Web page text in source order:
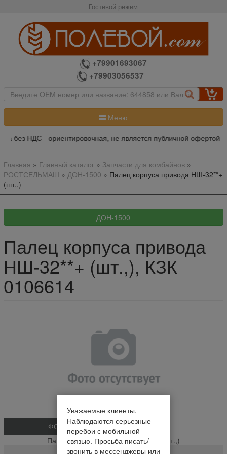
Гостевой режим
+79901693067
+79903056537
Меню
без НДС - ориентировочная, не является публичной офертой,
Главная » Главный каталог» Запчасти для комбайнов»
РОСТСЕЛЬМАШ » ДОН-1500 » Палец корпуса привода НШ-32**+
(шт.,)
Палец корпуса привода
НШ-32**+ (шт.,), КЗК
0106614
ФОТО
Палец корпуса привода НШ-32**+ (шт.,)
Уважаемые клиенты.
Наблюдаются серьезные
перебои с мобильной
связью. Просьба писать/
звонить в мессенджеры или